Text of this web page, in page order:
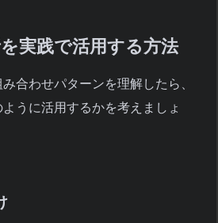
実践で活用する方法
合わせパターンを理解したら、
うに活用するかを考えましょ